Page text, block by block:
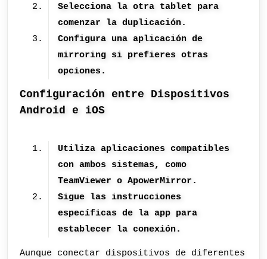
Selecciona la otra tablet para
comenzar la duplicación.
Configura una aplicación de
mirroring si prefieres otras
opciones.
Configuración entre Dispositivos
Android e iOS
Utiliza aplicaciones compatibles
con ambos sistemas, como
TeamViewer o ApowerMirror.
Sigue las instrucciones
específicas de la app para
establecer la conexión.
Aunque conectar dispositivos de diferentes